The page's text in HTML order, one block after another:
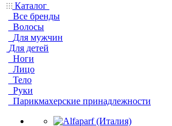
Каталог
Все бренды
Волосы
Для мужчин
Для детей
Ноги
Лицо
Тело
Руки
Парикмахерские принадлежности